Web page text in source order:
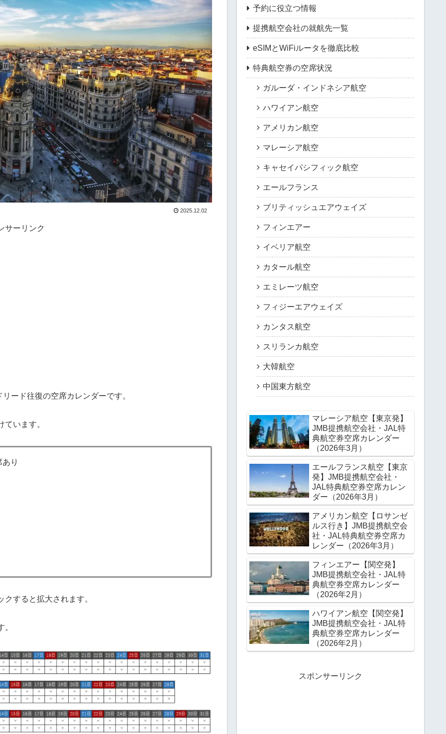
2025.12.02
サーリンク
ード往復の空席カレンダーです。
います。
り
すると拡大されます。
予約に役立つ情報
提携航空会社の就航先一覧
eSIMとWiFiルータを徹底比較
特典航空券の空席状況
ガルーダ・インドネシア航空
ハワイアン航空
アメリカン航空
マレーシア航空
キャセイパシフィック航空
エールフランス
ブリティッシュエアウェイズ
フィンエアー
イベリア航空
カタール航空
エミレーツ航空
フィジーエアウェイズ
カンタス航空
スリランカ航空
大韓航空
中国東方航空
マレーシア航空【東京発】
JMB提携航空会社・JAL特
典航空券空席カレンダー
（2026年3月）
エールフランス航空【東京
発】JMB提携航空会社・
JAL特典航空券空席カレン
ダー（2026年3月）
アメリカン航空【ロサンゼ
ルス行き】JMB提携航空会
社・JAL特典航空券空席カ
レンダー（2026年3月）
フィンエアー【関空発】
JMB提携航空会社・JAL特
典航空券空席カレンダー
（2026年2月）
ハワイアン航空【関空発】
JMB提携航空会社・JAL特
典航空券空席カレンダー
（2026年2月）
スポンサーリンク